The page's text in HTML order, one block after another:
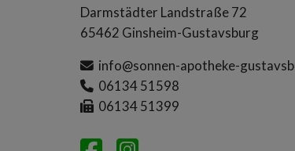
Darmstädter Landstraße 72
65462 Ginsheim-Gustavsburg
info@sonnen-apotheke-
06134 51598
06134 51399